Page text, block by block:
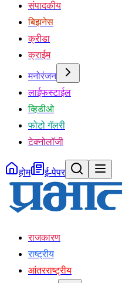
संपादकीय
बिझनेस
क्रीडा
क्राईम
मनोरंजन
लाईफस्टाईल
व्हिडीओ
फोटो गॅलरी
टेक्नोलॉजी
होम ई-पेपर
राजकारण
राष्ट्रीय
आंतरराष्ट्रीय